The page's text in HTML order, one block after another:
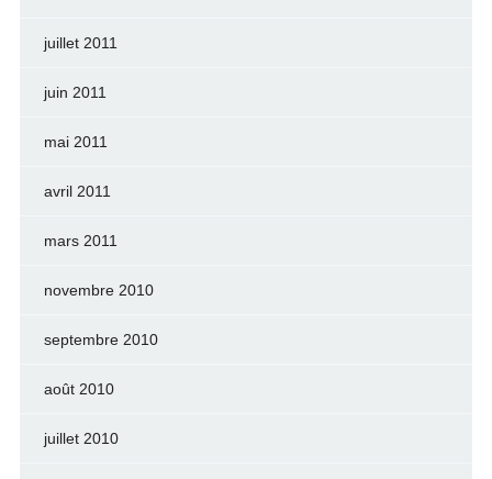
juillet 2011
juin 2011
mai 2011
avril 2011
mars 2011
novembre 2010
septembre 2010
août 2010
juillet 2010